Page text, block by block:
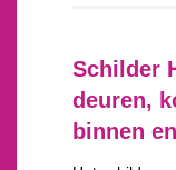
Schilder
deuren,
binnen